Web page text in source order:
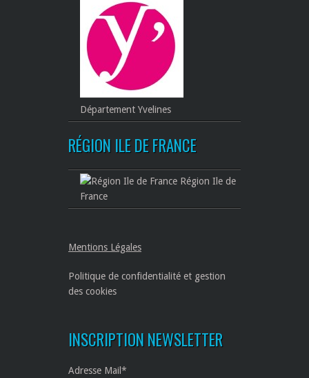
Département Yvelines
RÉGION ILE DE FRANCE
Région Ile de
France
Mentions Légales
Politique de confidentialité et gestion
des cookies
INSCRIPTION NEWSLETTER
Adresse Mail*